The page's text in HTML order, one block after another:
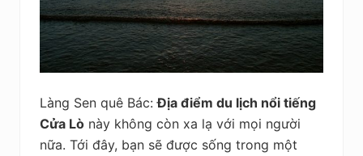
Làng Sen quê Bác:Địa điểm du lịch nổi tiếng
Cửa Lò này không còn xa lạ với mọi người
nữa. Tới đây, bạn sẽ được sống trong một